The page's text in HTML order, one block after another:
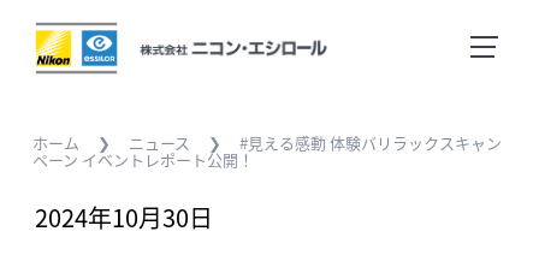
ホーム Home
ニュース
ホーム ❯ ニュース ❯ #見える感動 体験バリラックスキャン
ペーン イベントレポート公開！
2024年10月30日